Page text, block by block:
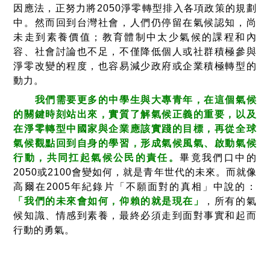
因應法，正努力將2050淨零轉型排入各項政策的規劃
中。然而回到台灣社會，人們仍停留在氣候認知，尚
未走到素養價值；教育體制中太少氣候的課程和內
容、社會討論也不足，不僅降低個人或社群積極參與
淨零改變的程度，也容易減少政府或企業積極轉型的
動力。
我們需要更多的中學生與大專青年，在這個氣候
的關鍵時刻站出來，實質了解氣候正義的重要，以及
在淨零轉型中國家與企業應該實踐的目標，再從全球
氣候觀點回到自身的學習，形成氣候風氣、啟動氣候
行動，共同扛起氣候公民的責任。畢竟我們口中的
2050或2100會變如何，就是青年世代的未來。而就像
高爾在2005年紀錄片「不願面對的真相」中說的：
「我們的未來會如何，仰賴的就是現在」
，所有的氣
候知識、情感到素養，最終必須走到面對事實和起而
行動的勇氣。